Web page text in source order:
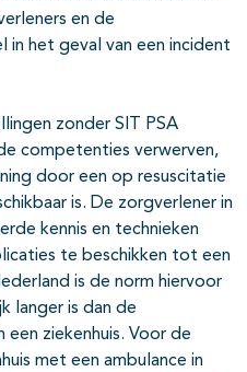
en de
in het geval van een incident
zonder SIT PSA
competenties verwerven,
door een op resuscitatie
is. De zorgverlener in
kennis en technieken
te beschikken tot een
is de norm hiervoor
langer is dan de
een ziekenhuis. Voor de
met een ambulance in